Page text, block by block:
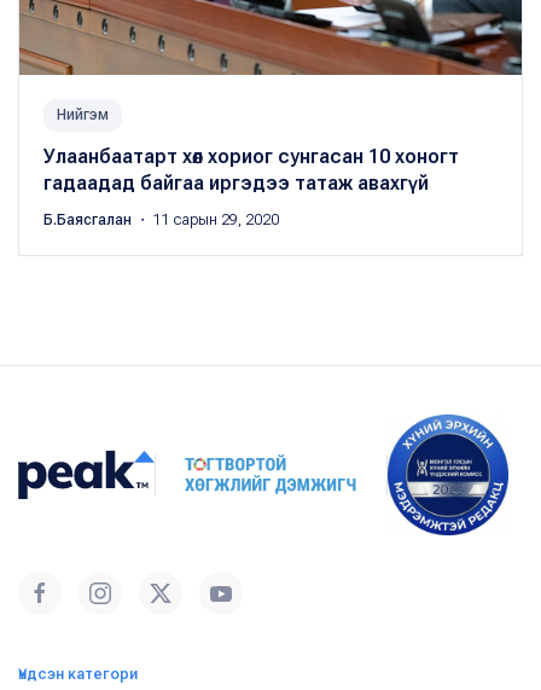
Нийгэм
Улаанбаатарт хөл хориог сунгасан 10 хоногт
гадаадад байгаа иргэдээ татаж авахгүй
Б.Баясгалан ・ 11 сарын 29, 2020
Үндсэн категори